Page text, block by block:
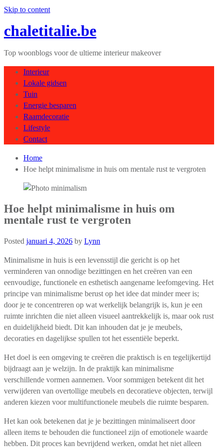
Skip to content
chaletitalie.be
Top woonblogs voor de ultieme interieur makeover
Interieur
Lokale gidsen
Tuin
Energie besparen
Raamdecoratie
Lifestyle
Contact
Home
Hoe helpt minimalisme in huis om mentale rust te vergroten
Hoe helpt minimalisme in huis om
mentale rust te vergroten
Posted januari 4, 2026 by Lynn
Minimalisme in huis is een levensstijl die gericht is op het
verminderen van onnodige bezittingen en het creëren van een
eenvoudige, functionele en esthetisch aangename leefomgeving. Het
principe van minimalisme berust op het idee dat minder meer is;
door je te concentreren op wat werkelijk belangrijk is, kun je een
ruimte inrichten die niet alleen visueel aantrekkelijk is, maar ook rust
en duidelijkheid biedt. Dit kan inhouden dat je je meubels,
decoraties en dagelijkse spullen tot het essentiële beperkt.
Het doel is een omgeving te creëren die praktisch is en tegelijkertijd
bijdraagt aan je welzijn. In de praktijk kan minimalisme
verschillende vormen aannemen. Voor sommigen betekent dit het
verwijderen van overtollige meubels en decoratieve objecten, terwijl
anderen kiezen voor multifunctionele meubels die ruimte besparen.
Het kan ook betekenen dat je je bezittingen minimaliseert door
alleen items te behouden die functioneel zijn of emotionele waarde
hebben. Dit proces kan bevrijdend werken, omdat het niet alleen